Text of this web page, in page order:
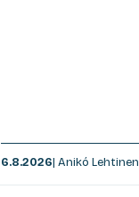
6.8.2026| Anikó Lehtinen